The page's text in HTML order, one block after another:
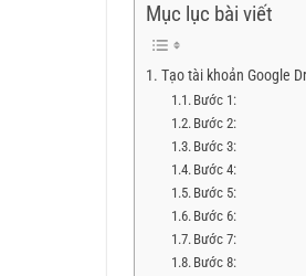
Mục lục bài viết
Tạo tài khoản Google
Bước 1:
Bước 2:
Bước 3:
Bước 4:
Bước 5:
Bước 6:
Bước 7:
Bước 8: